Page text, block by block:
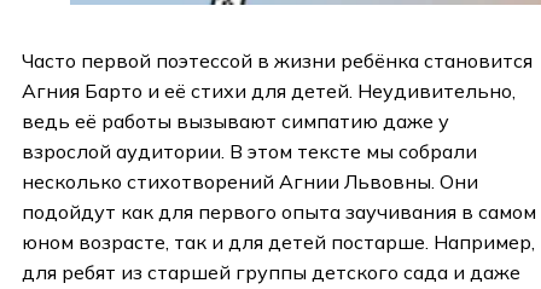
Часто первой поэтессой в жизни ребёнка становится
Агния Барто и её стихи для детей. Неудивительно,
ведь её работы вызывают симпатию даже у
взрослой аудитории. В этом тексте мы собрали
несколько стихотворений Агнии Львовны. Они
подойдут как для первого опыта заучивания в самом
юном возрасте, так и для детей постарше. Например,
для ребят из старшей группы детского сада и даже